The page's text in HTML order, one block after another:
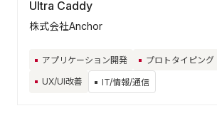
Ultra Caddy
株式会社Anchor
アプリケーション開発
プロトタイピング
UX/UI改善
IT/情報/通信